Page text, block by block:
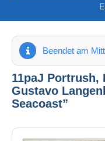
Beendet am
11paJ Portrush,
Gustavo
Seacoast”